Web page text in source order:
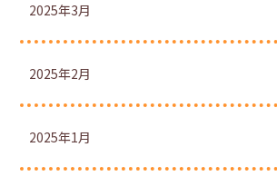
2025年3月
2025年2月
2025年1月